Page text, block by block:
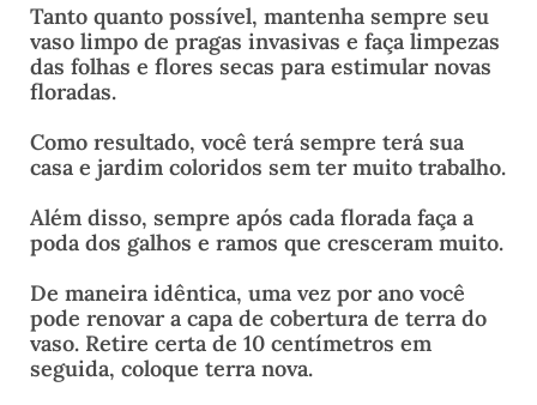
Tanto quanto possível, mantenha sempre seu
vaso limpo de pragas invasivas e faça limpezas
das folhas e flores secas para estimular novas
floradas.
Como resultado, você terá sempre terá sua
casa e jardim coloridos sem ter muito trabalho.
Além disso, sempre após cada florada faça a
poda dos galhos e ramos que cresceram muito.
De maneira idêntica, uma vez por ano você
pode renovar a capa de cobertura de terra do
vaso. Retire certa de 10 centímetros em
seguida, coloque terra nova.